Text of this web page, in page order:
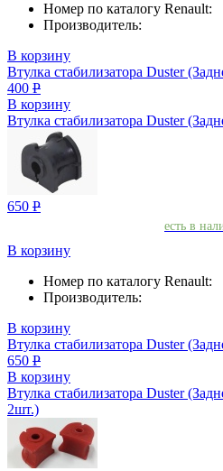
Номер по каталогу Renault:
Производитель:
В корзину
Втулка стабилизатора Duster
400 Р
В корзину
Втулка стабилизатора Duster
650 Р
есть в
В корзину
Номер по каталогу Renault:
Производитель:
В корзину
Втулка стабилизатора Duster
650 Р
В корзину
Втулка стабилизатора Duster
2шт.)